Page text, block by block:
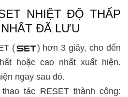
NHIỆT ĐỘ THẤP
ĐÃ LƯU
(
) hơn 3 giây, cho đến
hoặc cao nhất xuất hiện.
ngay sau đó.
tác RESET thành công: